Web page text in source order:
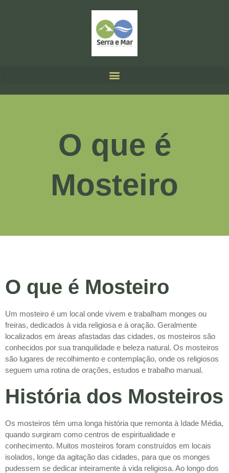
O que é
Mosteiro
O que é Mosteiro
Um mosteiro é um local onde vivem e trabalham monges ou
freiras, dedicados à vida religiosa e à oração. Geralmente
localizados em áreas afastadas das cidades, os mosteiros são
conhecidos por sua tranquilidade e beleza natural. Os mosteiros
são lugares de recolhimento e contemplação, onde os religiosos
seguem uma rotina de orações, estudos e trabalho manual.
História dos Mosteiros
Os mosteiros têm uma longa história que remonta à Idade Média,
quando surgiram como centros de espiritualidade e
conhecimento. Muitos mosteiros foram construídos em locais
isolados, longe da agitação das cidades, para que os monges
pudessem se dedicar inteiramente à vida religiosa. Ao longo dos